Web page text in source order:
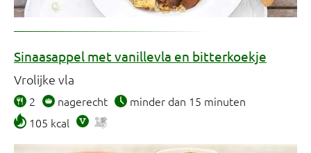
Sinaasappel met vanillevla en bitterkoekje
Vrolijke vla
2 nagerecht
minder dan 15 minuten
105 kcal